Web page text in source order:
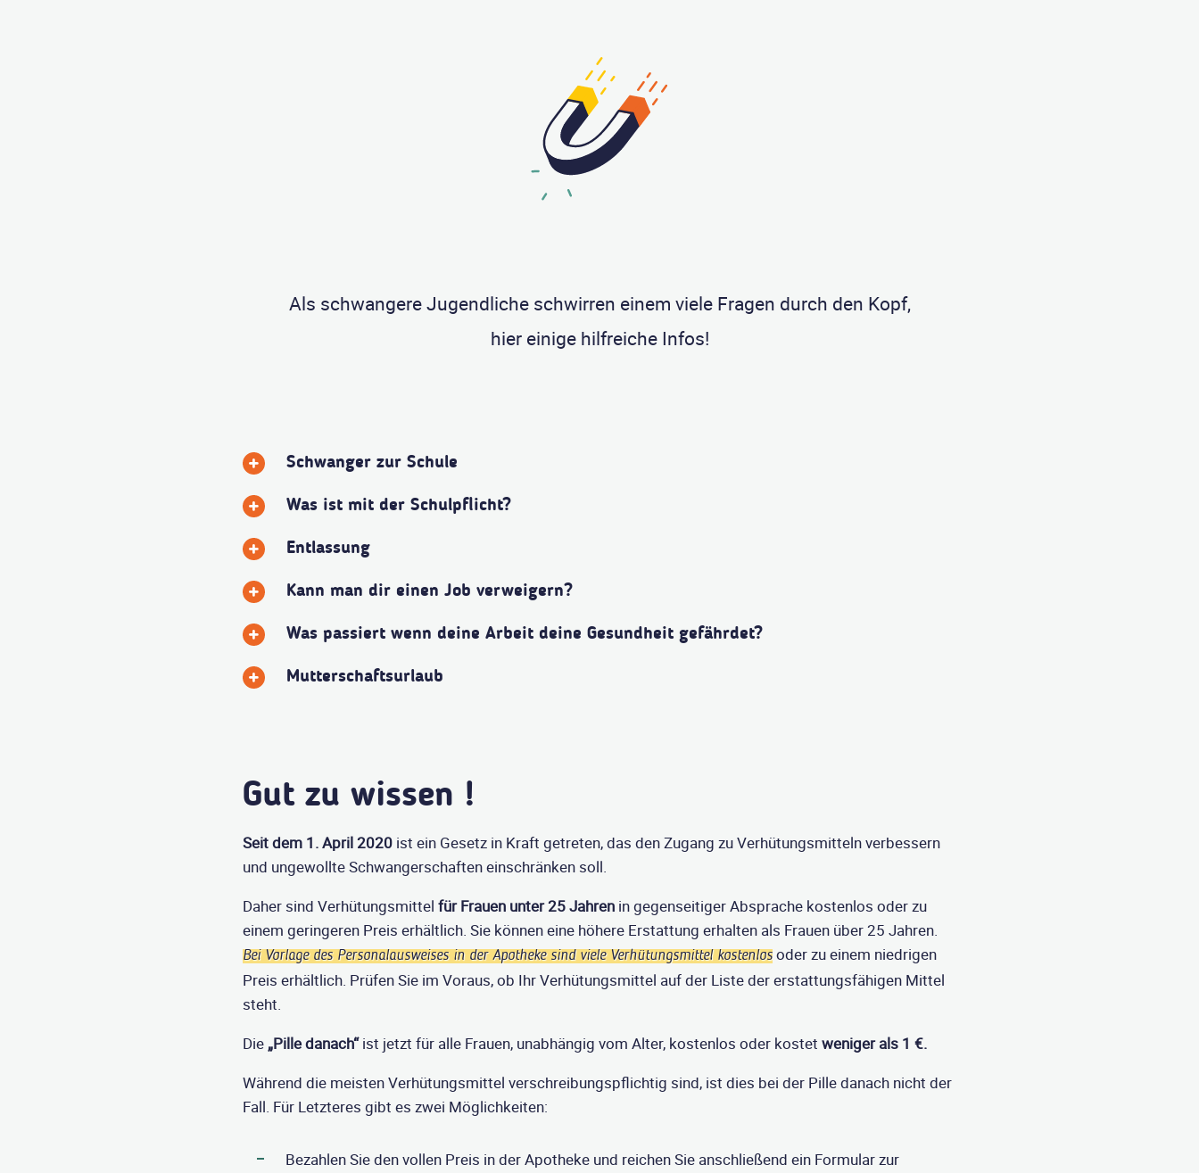
Als schwangere Jugendliche schwirren einem viele Fragen durch den Kopf,
hier einige hilfreiche Infos!
Schwanger zur Schule
Was ist mit der Schulpflicht?
Entlassung
Kann man dir einen Job verweigern?
Was passiert wenn deine Arbeit deine Gesundheit gefährdet?
Mutterschaftsurlaub
Gut zu wissen !
Seit dem 1. April 2020ist ein Gesetz in Kraft getreten, das den Zugang zu Verhütungsmitteln verbessern
und ungewollte Schwangerschaften einschränken soll.
Daher sind Verhütungsmittel für Frauen unter 25 Jahrenin gegenseitiger Absprache kostenlos oder zu
einem geringeren Preis erhältlich. Sie können eine höhere Erstattung erhalten als Frauen über 25 Jahren.
Bei Vorlage des Personalausweises in der Apotheke sind viele Verhütungsmittel kostenlosoder zu einem niedrigen
Preis erhältlich. Prüfen Sie im Voraus, ob Ihr Verhütungsmittel auf der Liste der erstattungsfähigen Mittel
steht.
Die „Pille danach“ist jetzt für alle Frauen, unabhängig vom Alter, kostenlos oder kostet weniger als 1 €.
Während die meisten Verhütungsmittel verschreibungspflichtig sind, ist dies bei der Pille danach nicht der
Fall. Für Letzteres gibt es zwei Möglichkeiten:
Bezahlen Sie den vollen Preis in der Apotheke und reichen Sie anschließend ein Formular zur